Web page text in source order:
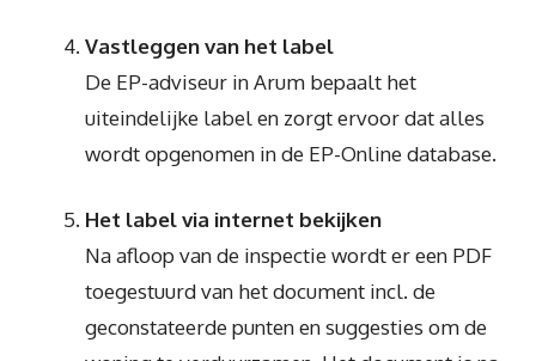
Vastleggen van het label
De EP-adviseur in Arum bepaalt het
uiteindelijke label en zorgt ervoor dat alles
wordt opgenomen in de EP-Online database.
Het label via internet bekijken
Na afloop van de inspectie wordt er een PDF
toegestuurd van het document incl. de
geconstateerde punten en suggesties om de